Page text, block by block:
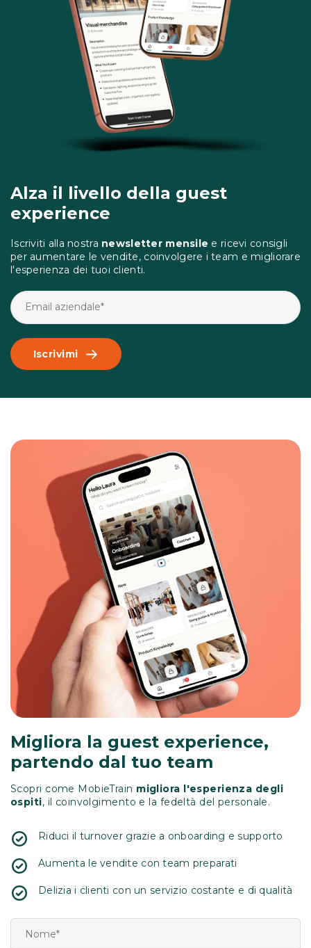
Alza il livello della guest
experience
Iscriviti alla nostra newsletter mensile e ricevi consigli
per aumentare le vendite, coinvolgere i team e migliorare
l'esperienza dei tuoi clienti.
Iscrivimi
Migliora la guest experience,
partendo dal tuo team
Scopri come MobieTrain migliora l'esperienza degli
ospiti, il coinvolgimento e la fedeltà del personale.
Riduci il turnover grazie a onboarding e supporto
Aumenta le vendite con team preparati
Delizia i clienti con un servizio costante e di qualità